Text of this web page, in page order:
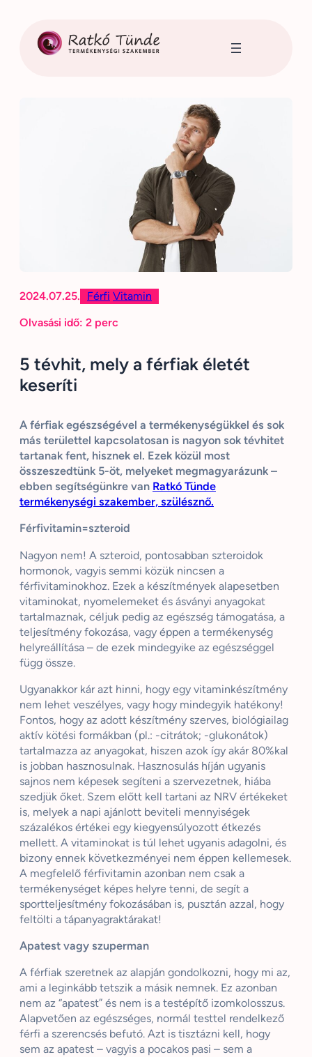
tartalomhoz
2024.07.25. Férfi Vitamin
Olvasási idő: 2 perc
5 tévhit, mely a férfiak életét
keseríti
A férfiak egészségével a termékenységükkel és sok
más területtel kapcsolatosan is nagyon sok tévhitet
tartanak fent, hisznek el. Ezek közül most
összeszedtünk 5-öt, melyeket megmagyarázunk –
ebben segítségünkre van Ratkó Tünde
termékenységi szakember, szülésznő.
Férfivitamin=szteroid
Nagyon nem! A szteroid, pontosabban szteroidok
hormonok, vagyis semmi közük nincsen a
férfivitaminokhoz. Ezek a készítmények alapesetben
vitaminokat, nyomelemeket és ásványi anyagokat
tartalmaznak, céljuk pedig az egészség támogatása, a
teljesítmény fokozása, vagy éppen a termékenység
helyreállítása – de ezek mindegyike az egészséggel
függ össze.
Ugyanakkor kár azt hinni, hogy egy vitaminkészítmény
nem lehet veszélyes, vagy hogy mindegyik hatékony!
Fontos, hogy az adott készítmény szerves, biológiailag
aktív kötési formákban (pl.: -citrátok; -glukonátok)
tartalmazza az anyagokat, hiszen azok így akár 80%kal
is jobban hasznosulnak. Hasznosulás híján ugyanis
sajnos nem képesek segíteni a szervezetnek, hiába
szedjük őket. Szem előtt kell tartani az NRV értékeket
is, melyek a napi ajánlott beviteli mennyiségek
százalékos értékei egy kiegyensúlyozott étkezés
mellett. A vitaminokat is túl lehet ugyanis adagolni, és
bizony ennek következményei nem éppen kellemesek.
A megfelelő férfivitamin azonban nem csak a
termékenységet képes helyre tenni, de segít a
sportteljesítmény fokozásában is, pusztán azzal, hogy
feltölti a tápanyagraktárakat!
Apatest vagy szuperman
A férfiak szeretnek az alapján gondolkozni, hogy mi az,
ami a leginkább tetszik a másik nemnek. Ez azonban
nem az “apatest” és nem is a testépítő izomkolosszus.
Alapvetően az egészséges, normál testtel rendelkező
férfi a szerencsés befutó. Azt is tisztázni kell, hogy
sem az apatest – vagyis a pocakos pasi – sem a